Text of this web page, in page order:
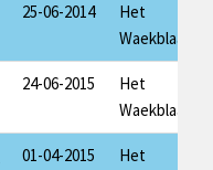
25-06-2014
Het
Waekblaad
24-06-2015
Het
Waekblaad
01-04-2015
Het